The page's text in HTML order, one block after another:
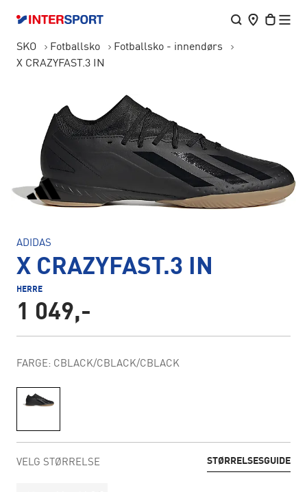
SKO Fotballsko
Fotballsko - innendørs
X CRAZYFAST.3 IN
ADIDAS
X CRAZYFAST.3 IN
HERRE
1 049,-
FARGE: CBLACK/CBLACK/CBLACK
VELG STØRRELSE STØRRELSESGUIDE